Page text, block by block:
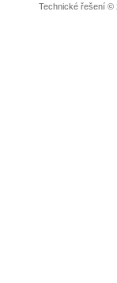
Technické řešení ©